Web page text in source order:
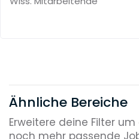
Ähnliche Bereiche
Erweitere deine Filter
noch mehr passende